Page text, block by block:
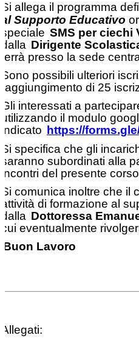
Si allega il programma
al Supporto Educativo
speciale SMS per ciechi
dalla Dirigente
terrà presso la sede
Sono possibili ulteriori
raggiungimento di 25
Gli interessati a
utilizzando il modulo
indicato https://
Si specifica che gli
saranno subordinati alla
incontri del presente
Si comunica inoltre che il
attività di formazione al
dalla Dottoressa
cui eventualmente
Buon Lavoro
Allegati: